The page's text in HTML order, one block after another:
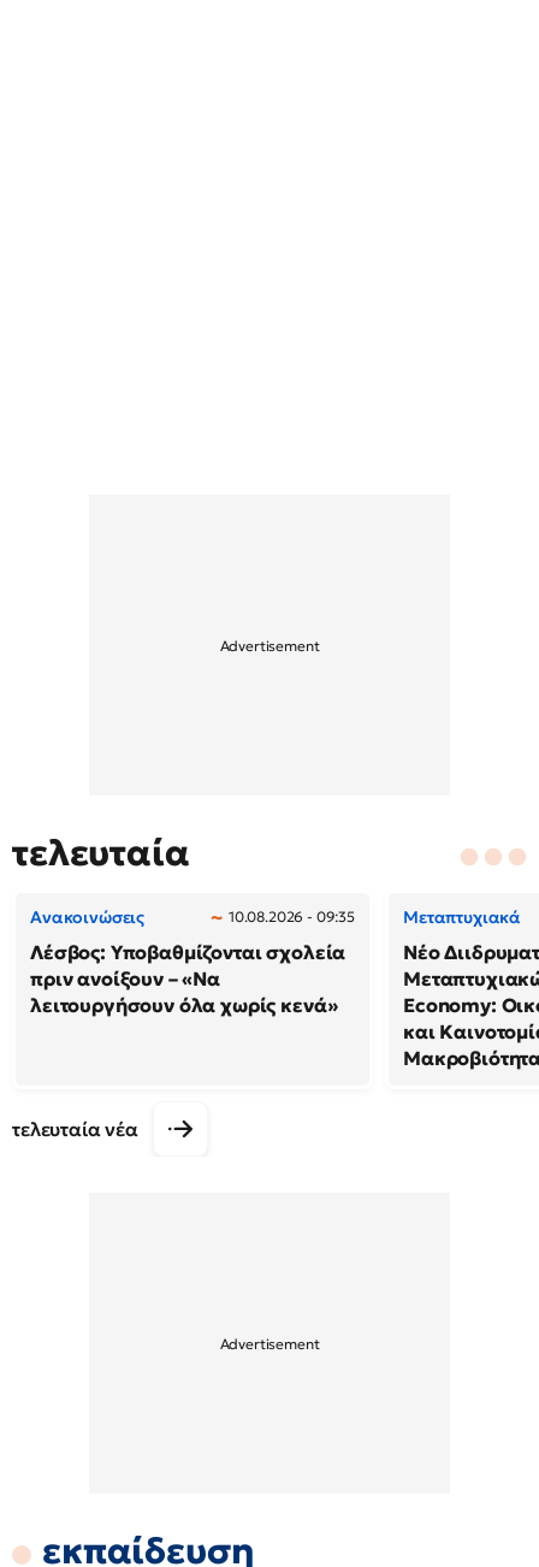
τελευταία
Ανακοινώσεις 10.08.2026 - 09:35
Λέσβος: Υποβαθμίζονται σχολεία
πριν ανοίξουν – «Να
λειτουργήσουν όλα χωρίς κενά»
Μεταπτυχιακά
Νέο
Economy:
και
τελευταία νέα
εκπαίδευση